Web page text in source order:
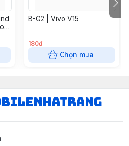
B-G2 | Vivo V15
180đ
Chọn mua